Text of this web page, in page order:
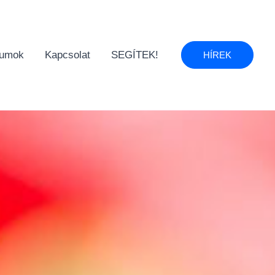
Kapcsolat SEGÍTEK! HÍREK